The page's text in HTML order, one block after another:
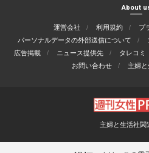
About
運営会社 利用規約
プ
パーソナルデータの外部送信について
広告掲載
ニュース提供先 タレコミ
お問い合わせ
主婦と
主婦と生活社関